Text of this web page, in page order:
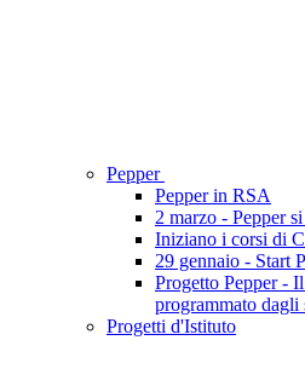
Pepper
Pepper in RSA
2 marzo - Pepper si
Iniziano i corsi di
29 gennaio - Start
Progetto Pepper -
programmato dagli
Progetti d'Istituto